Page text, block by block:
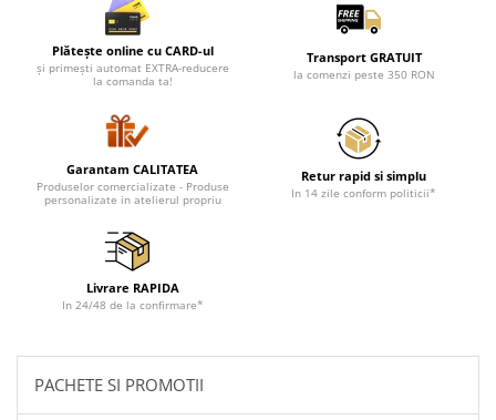
Plătește online cu CARD-ul
și primești automat EXTRA-reducere
la comanda ta!
Transport GRATUIT
la comenzi peste 350 RON
Garantam CALITATEA
Produselor comercializate - Produse
personalizate in atelierul propriu
Retur rapid si simplu
In 14 zile conform politicii*
Livrare RAPIDA
In 24/48 de la confirmare*
PACHETE SI PROMOTII